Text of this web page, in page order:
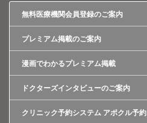
無料医療機関会員登録のご案内
プレミアム掲載のご案内
漫画でわかるプレミアム掲載
ドクターズインタビューのご案内
クリニック予約システム アポクル予約